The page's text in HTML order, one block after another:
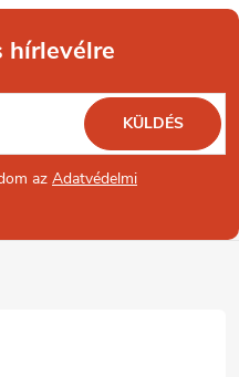
hírlevélre
az Adatvédelmi
KÜLDÉS